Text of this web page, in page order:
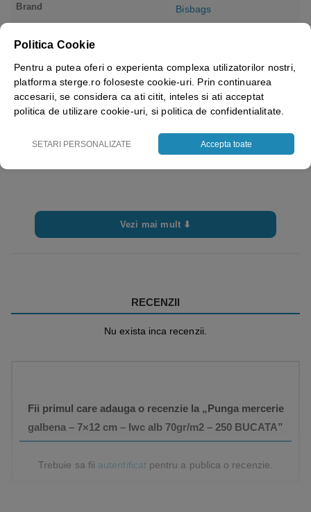
Brand Bisbags
Vezi mai mult ⬇
RECENZII
Nu exista inca recenzii.
Fii primul care adauga o recenzie la „Punga mercerie
galbena – 7×12 cm – lwc alb 70gr/m2 – 250 BUCATA”
Trebuie sa fii autentificatpentru a publica o recenzie.
Politica Cookie
Pentru a putea oferi o experienta complexa utilizatorilor nostri,
platforma sterge.ro foloseste cookie-uri. Prin continuarea
accesarii, se considera ca ati citit, inteles si ati acceptat
politica de utilizare cookie-uri, si politica de confidentialitate.
SETARI PERSONALIZATE Accepta toate